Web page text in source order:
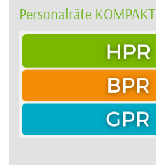
Personalräte KOMPAKT